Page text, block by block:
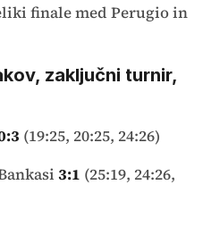
finale med Perugio in
zaključni turnir,
(19:25, 20:25, 24:26)
3:1 (25:19, 24:26,